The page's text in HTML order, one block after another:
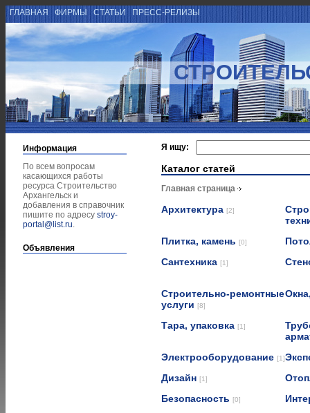
ГЛАВНАЯ ФИРМЫ СТАТЬИ ПРЕСС-РЕЛИЗЫ
Информация
По всем вопросам
касающихся работы
ресурса Строительство
Архангельск и
добавления в справочник
пишите по адресу stroy-
portal@list.ru.
Объявления
Я ищу:
Каталог статей
Главная страница
Архитектура [2]
Плитка, камень [0]
Сантехника [1]
Строительно-ремонтные
услуги [8]
Тара, упаковка [1]
Электрооборудование [1]
Дизайн [1]
Безопасность [0]